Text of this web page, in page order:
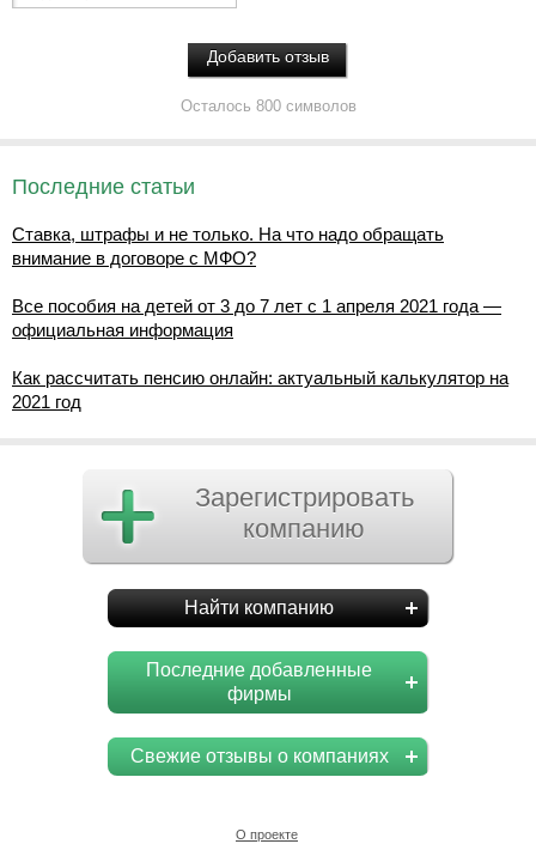
Осталось 800 символов
Последние статьи
Ставка, штрафы и не только. На что надо обращать
внимание в договоре с МФО?
Все пособия на детей от 3 до 7 лет с 1 апреля 2021 года —
официальная информация
Как рассчитать пенсию онлайн: актуальный калькулятор на
2021 год
Зарегистрировать
компанию
Найти компанию
Последние добавленные
фирмы
Свежие отзывы о компаниях
О проекте